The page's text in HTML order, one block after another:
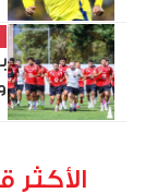
الأكثر